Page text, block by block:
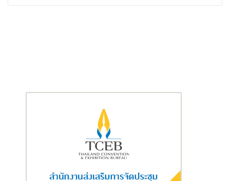
ที่ช่วยให้ลูกบ้านลดรายจ่ายด้านพลังงาน อยู่สบายอย่างยั่งยืน พร้อมรับ
ดีลสุดพิเศษเฉพาะช่วงนี้ เพื่อเริ่มต้นชีวิตใหม่ในบ้านที่คิดและดีไซน์เพื่อ
ผู้สนใจสามารถเยี่ยมชมและจองบ้านพร้อมโปร Super Save ได้ในงาน
มหกรรมบ้านและคอนโด ครั้งที่ 48 วันที่ 30 ตุลาคม – 2 พฤศจิกายน